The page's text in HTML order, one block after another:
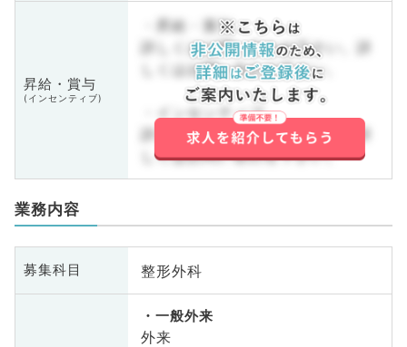
昇給・賞与
(インセンティブ)
・昇給・賞与
詳しくはお問い合わせ下さい。詳
しくはお問い合わせ下さい。
・インセンティブ
詳しくはお問い合わせ下さい。詳
しくはお問い合わせ下さい。
業務内容
募集科目 整形外科
一般外来
外来